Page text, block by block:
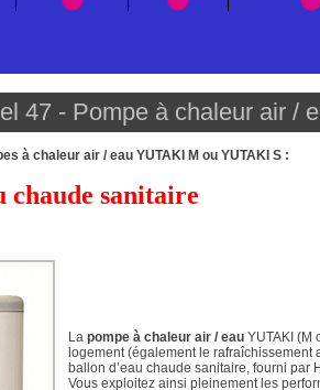
47 - Pompe à chaleur air /
à chaleur air / eau YUTAKI M ou YUTAKI S :
chaude sanitaire
La pompe à chaleur air / eau YUTAKI (M
logement (également le rafraîchissement
ballon d’eau chaude sanitaire, fourni par
Vous exploitez ainsi pleinement les